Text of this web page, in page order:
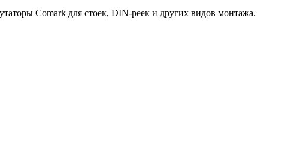
Comark для стоек, DIN-реек и других видов монтажа.